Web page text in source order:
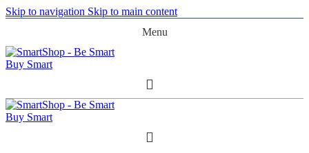
Skip to navigation Skip to main content
Menu